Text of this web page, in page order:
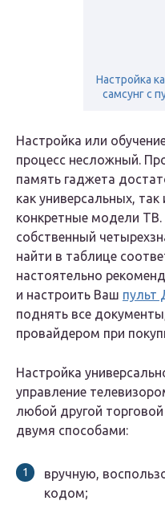
Настройка
самсунг с
Настройка или
процесс несложный.
память гаджета
как универсальных,
конкретные модели
собственный
найти в таблице
настоятельно
и настроить Ваш пульт
поднять все
провайдером при
Настройка
управление
любой другой
двумя способами:
вручную,
кодом;